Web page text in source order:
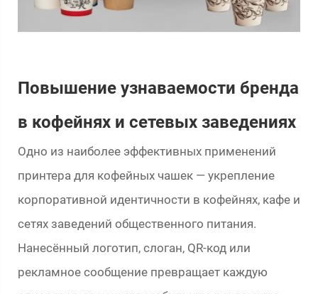
Повышение узнаваемости бренда
в кофейнях и сетевых заведениях
Одно из наиболее эффективных применений
принтера для кофейных чашек — укрепление
корпоративной идентичности в кофейнях, кафе и
сетях заведений общественного питания.
Нанесённый логотип, слоган, QR-код или
рекламное сообщение превращает каждую